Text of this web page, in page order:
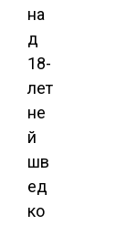
на
д
18-
лет
не
й
шв
ед
ко